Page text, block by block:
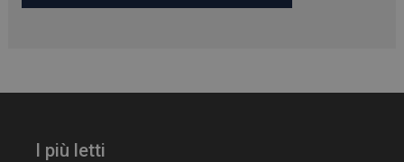
I più lettiPHPSESSID